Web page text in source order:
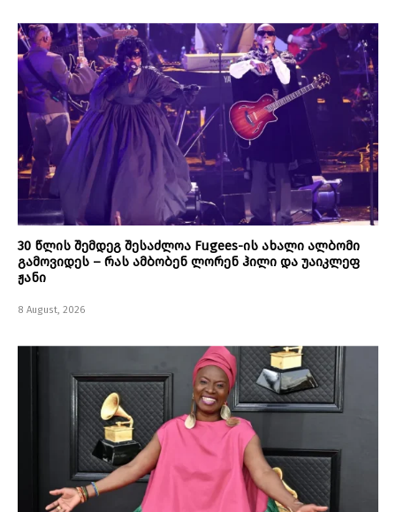
30 წლის შემდეგ შესაძლოა Fugees-ის ახალი ალბომი
გამოვიდეს – რას ამბობენ ლორენ ჰილი და უაიკლეფ
ჟანი
8 August, 2026